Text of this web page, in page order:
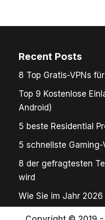
Recent Posts
8 Top Gratis-VPNs
Top 9 Kostenlose
Android)
5 beste Residential
5 schnellste Gaming-
8 der gefragtesten
wird
Wie Sie im Jahr